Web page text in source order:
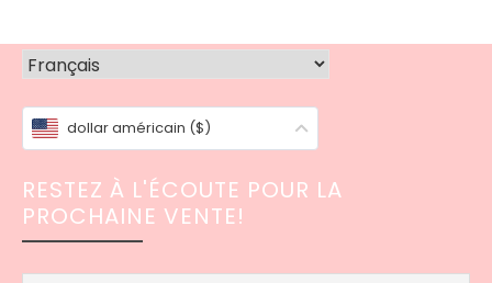
dollar américain ($)
RESTEZ À L'ÉCOUTE POUR LA
PROCHAINE VENTE!